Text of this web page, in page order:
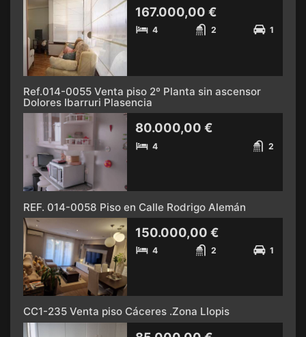
167.000,00 €
4 2 1
Ref.014-0055 Venta piso 2º Planta sin ascensor
Dolores Ibarruri Plasencia
80.000,00 €
4 2
REF. 014-0058 Piso en Calle Rodrigo Alemán
150.000,00 €
4 2 1
CC1-235 Venta piso Cáceres .Zona Llopis